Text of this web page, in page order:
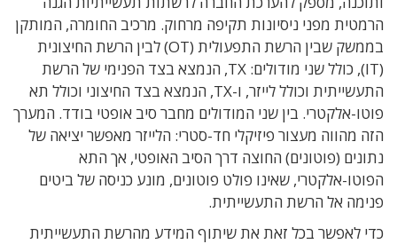
מפני ניסיונות תקיפה מרחוק. מרכיב החומרה, המותקן
בממשק שבין הרשת התפעולית (OT) לבין הרשת החיצונית
(IT), כולל שני מודולים: TX, הנמצא בצד הפנימי של הרשת
התעשייתית וכולל לייזר, ו-TX, הנמצא בצד החיצוני וכולל תא
אלקטרי. בין שני המודולים מחבר סיב אופטי בודד. המערך
מהווה מעצור פיזיקלי חד-סטרי: הלייזר מאפשר יציאה של
(פוטונים) החוצה דרך הסיב האופטי, אך התא
אלקטרי, שאינו פולט פוטונים, מונע כניסה של ביטים
אל הרשת התעשייתית.
לאפשר בכל זאת את שיתוף המידע מהרשת התעשייתית